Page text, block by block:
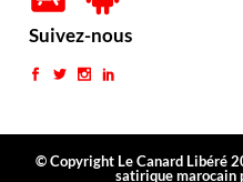
Suivez-nous
© Copyright Le Canard Libéré
satirique marocain